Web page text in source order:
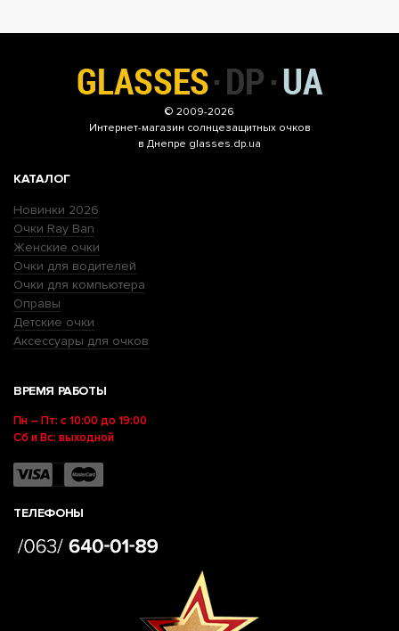
© 2009-2026
Интернет-магазин солнцезащитных очков
в Днепре glasses.dp.ua
КАТАЛОГ
Новинки 2026
Очки Ray Ban
Женские очки
Очки для водителей
Очки для компьютера
Оправы
Детские очки
Аксессуары для очков
ВРЕМЯ РАБОТЫ
Пн – Пт: с 10:00 до 19:00
Сб и Вс: выходной
ТЕЛЕФОНЫ